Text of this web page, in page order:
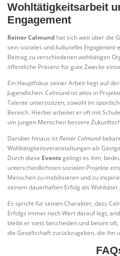
Wohltätigkeitsarbeit
Engagement
Reiner Calmund hat sich weit über die
sein soziales undkulturelles Engagement
Beitrag zu verschiedenen wohltätigen
öffentliche Präsenz für gute Zwecke
Ein Hauptfokus seiner Arbeit liegt auf
Jugendlichen. Calmund ist aktiv in
Talente unterstützen, sowohl im
Bereich. Hierbei arbeitet er oft mit
um jungen Menschen bessere
Darüber hinaus istReiner Calmund
Wohltätigkeitsveranstaltungen als
Durch diese Eventsgelingt es ihm,
unterschiedlichsten sozialen Projekte
Menschen zu mobilisieren und zu
seinem dauerhaften Erfolg als Wohltäter.
Es spricht für seinen Charakter, dass
Erfolgs immer noch Wert darauf legt,
bleibt er stets bescheiden und betont
die Gesellschaft zurückzugeben, die ihn